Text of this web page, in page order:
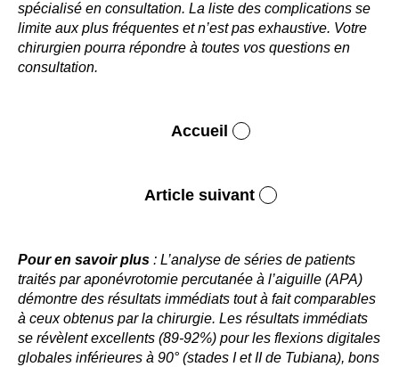
spécialisé en consultation. La liste des complications se
limite aux plus fréquentes et n’est pas exhaustive. Votre
chirurgien pourra répondre à toutes vos questions en
consultation.
Accueil
Article suivant
Pour en savoir plus : L’analyse de séries de patients
traités par aponévrotomie percutanée à l’aiguille (APA)
démontre des résultats immédiats tout à fait comparables
à ceux obtenus par la chirurgie. Les résultats immédiats
se révèlent excellents (89-92%) pour les flexions digitales
globales inférieures à 90° (stades I et II de Tubiana), bons